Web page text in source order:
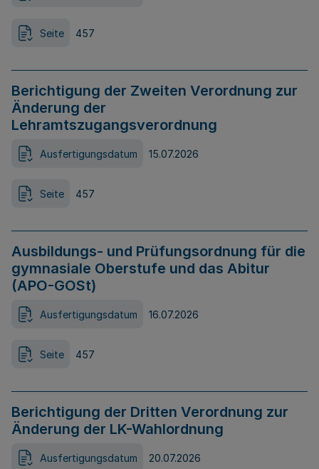
Seite 457
Berichtigung der Zweiten Verordnung zur
Änderung der
Lehramtszugangsverordnung
Ausfertigungsdatum 15.07.2026
Seite 457
Ausbildungs- und Prüfungsordnung für die
gymnasiale Oberstufe und das Abitur
(APO-GOSt)
Ausfertigungsdatum 16.07.2026
Seite 457
Berichtigung der Dritten Verordnung zur
Änderung der LK-Wahlordnung
Ausfertigungsdatum 20.07.2026